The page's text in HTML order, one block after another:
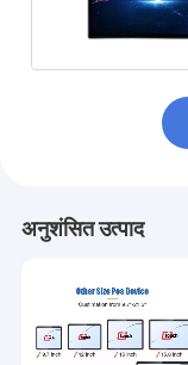
अनुशंसित उत्पाद